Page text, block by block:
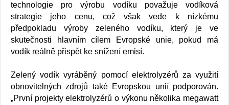
technologie pro výrobu vodíku považuje vodíková
strategie jeho cenu, což však vede k nízkému
předpokladu výroby zeleného vodíku, který je ve
skutečnosti hlavním cílem Evropské unie, pokud má
vodík reálně přispět ke snížení emisí.
Zelený vodík vyráběný pomocí elektrolyzérů za využití
obnovitelných zdrojů také Evropskou unií podporován.
„První projekty elektrolyzérů o výkonu několika megawatt